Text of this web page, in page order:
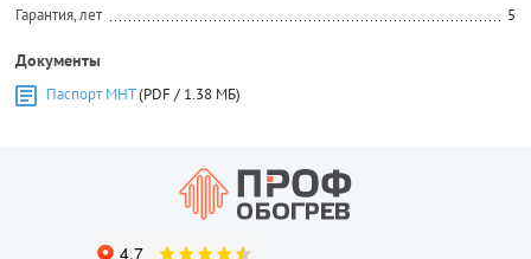
Гарантия, лет
5
Документы
Паспорт МНТ(PDF / 1.38 МБ)